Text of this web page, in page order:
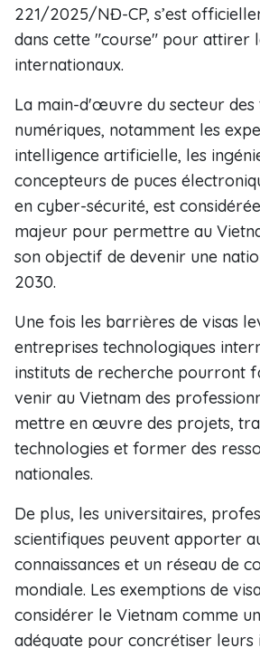
221/2025/NĐ-CP, s’est
dans cette "course" pour attirer
internationaux.
La main-d'œuvre du secteur des
numériques, notamment les
intelligence artificielle, les
concepteurs de puces
en cyber-sécurité, est
majeur pour permettre au
son objectif de devenir une
2030.
Une fois les barrières de visas
entreprises technologiques
instituts de recherche pourront
venir au Vietnam des
mettre en œuvre des projets,
technologies et former des
nationales.
De plus, les universitaires,
scientifiques peuvent apporter
connaissances et un réseau de
mondiale. Les exemptions de
considérer le Vietnam comme
adéquate pour concrétiser leurs